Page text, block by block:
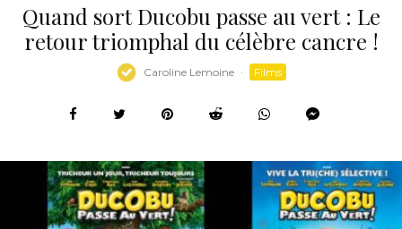
Quand sort Ducobu passe au vert : Le
retour triomphal du célèbre cancre !
Caroline Lemoine · Films